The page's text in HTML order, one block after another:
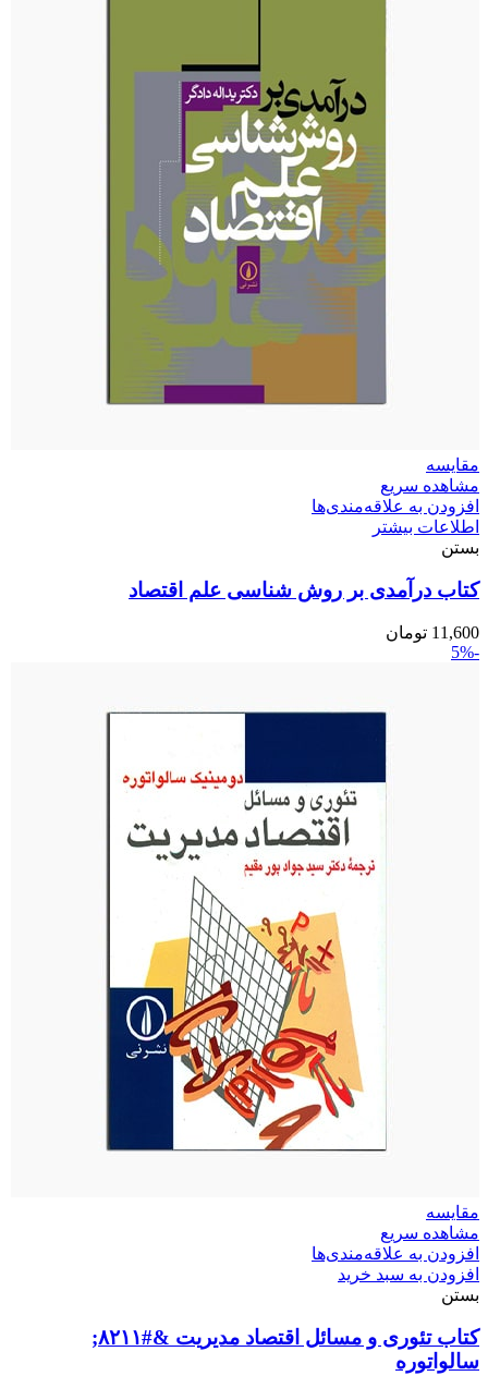
مقایسه
مشاهده سریع
افزودن به علاقه‌مندی‌ها
اطلاعات بیشتر
بستن
کتاب درآمدی بر روش‌ شناسی علم اقتصاد
11,600 تومان
-5%
مقایسه
مشاهده سریع
افزودن به علاقه‌مندی‌ها
افزودن به سبد خرید
بستن
کتاب تئوری و مسائل اقتصاد مدیریت &#۸۲۱۱;
سالواتوره